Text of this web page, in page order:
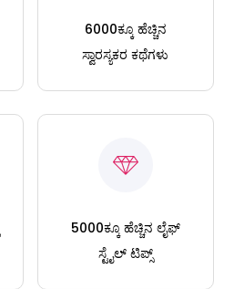
6000ಕ್ಕೂ ಹೆಚ್ಚಿನ
ಸ್ವಾರಸ್ಯಕರ ಕಥೆಗಳು
5000ಕ್ಕೂ ಹೆಚ್ಚಿನ ಲೈಫ್
ಸ್ಟೈಲ್ ಟಿಪ್ಸ್